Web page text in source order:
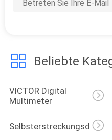
Beliebte
VICTOR Digital
Multimeter